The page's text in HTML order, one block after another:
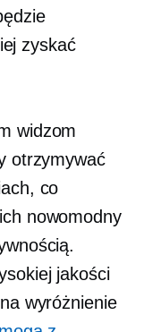
zyskać
widzom
otrzymywać
co
nowomodny
jakości
wyróżnienie